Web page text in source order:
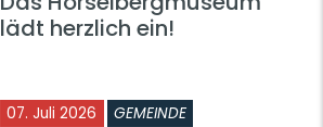
lädt herzlich ein!
07. Juli 2026 GEMEINDE